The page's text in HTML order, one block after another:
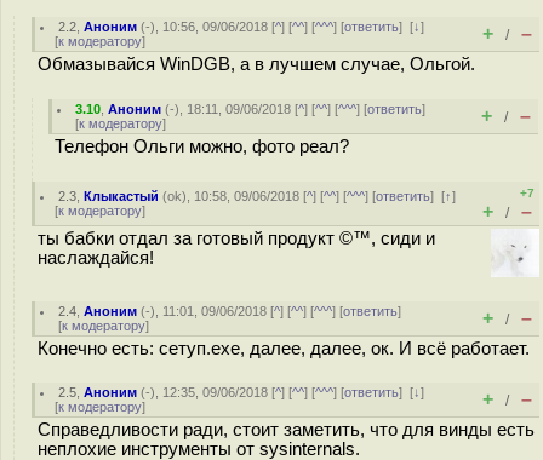
2.2 ,Аноним (-), 10:56, 09/06/2018 [^] [^^] [^^^] [ответить][↓]
[к модератору] + / –
Обмазывайся WinDGB, а в лучшем случае, Ольгой.
3.10 ,Аноним (-), 18:11, 09/06/2018 [^] [^^] [^^^] [ответить]
[к модератору] + / –
Телефон Ольги можно, фото реал?
2.3 ,Клыкастый (ok), 10:58, 09/06/2018 [^] [^^] [^^^] [ответить][↑]
[к модератору]
+7
+ / –
ты бабки отдал за готовый продукт ©™, сиди и
наслаждайся!
2.4 ,Аноним (-), 11:01, 09/06/2018 [^] [^^] [^^^] [ответить]
[к модератору] + / –
Конечно есть: сетуп.ехе, далее, далее, ок. И всё работает.
2.5 ,Аноним (-), 12:35, 09/06/2018 [^] [^^] [^^^] [ответить][↓]
[к модератору] + / –
Справедливости ради, стоит заметить, что для винды есть
неплохие инструменты от sysinternals.